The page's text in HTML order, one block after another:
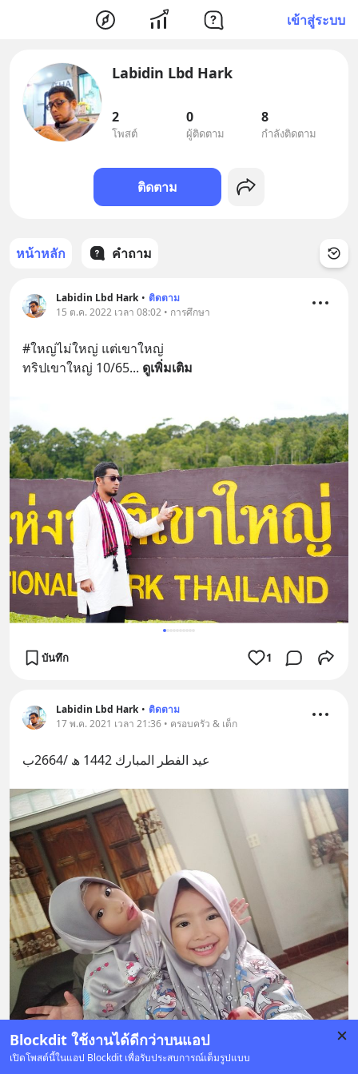
เข้าสู่ระบบ
Blockdit ใช้งานได้ดีกว่าบนแอป
เปิดโพสต์นี้ในแอป Blockdit เพื่อรับประสบการณ์เต็มรูปแบบ
Labidin Lbd Hark
2
โพสต์
0
ผู้ติดตาม
8
กำลังติดตาม
ติดตาม
หน้าหลัก คำถาม
Labidin Lbd Hark • ติดตาม
15 ต.ค. 2022 เวลา 08:02 • การศึกษา
#ใหญ่ไม่ใหญ่ แต่เขาใหญ่
ทริปเขาใหญ่ 10/65... ดูเพิ่มเติม
บันทึก 1
Labidin Lbd Hark • ติดตาม
17 พ.ค. 2021 เวลา 21:36 • ครอบครัว & เด็ก
عيد الفطر المبارك 1442 ھ /2664ب